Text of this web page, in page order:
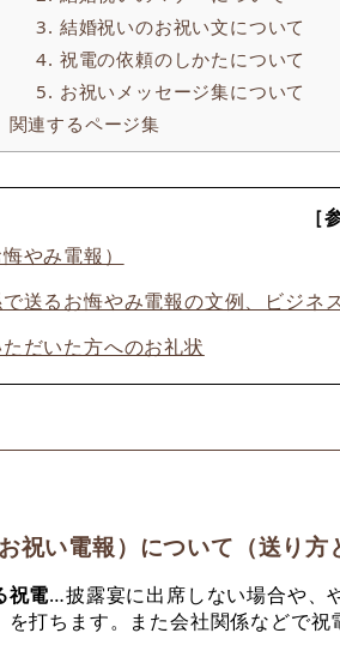
3. 結婚祝いのお祝い文について
4. 祝電の依頼のしかたについて
5. お祝いメッセージ集について
関連するページ集
［
やみ電報）
送るお悔やみ電報の文例、ビジネ
だいた方へのお礼状
祝い電報）について（送り方
祝電…披露宴に出席しない場合や、
打ちます。また会社関係などで祝